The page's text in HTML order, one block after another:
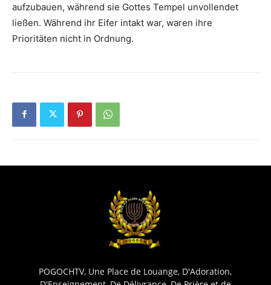
aufzubauen, während sie Gottes Tempel unvollendet
ließen. Während ihr Eifer intakt war, waren ihre
Prioritäten nicht in Ordnung.
POGOCHTV, Une Place de Louange, D'Adoration,